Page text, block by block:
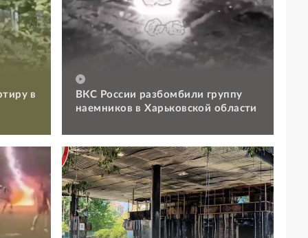
в
ВКС России разбомбили группу
наемников в Харьковской области